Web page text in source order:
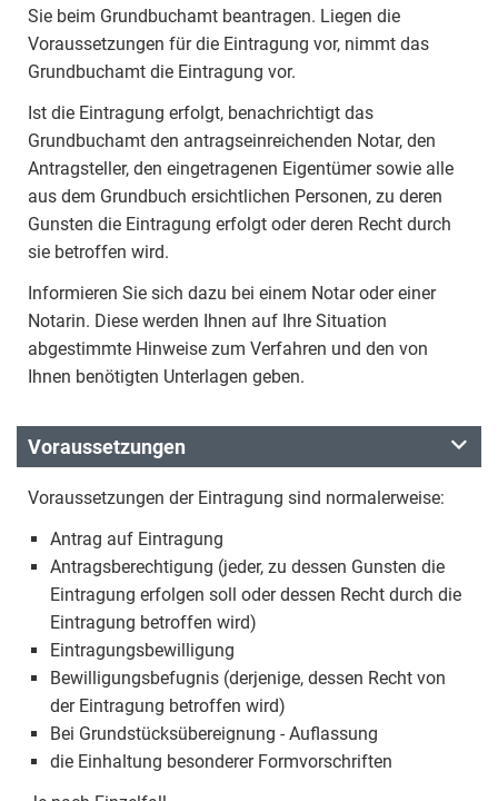
Sie beim Grundbuchamt beantragen. Liegen die
Voraussetzungen für die Eintragung vor, nimmt das
Grundbuchamt die Eintragung vor.
Ist die Eintragung erfolgt, benachrichtigt das
Grundbuchamt den antragseinreichenden Notar, den
Antragsteller, den eingetragenen Eigentümer sowie alle
aus dem Grundbuch ersichtlichen Personen, zu deren
Gunsten die Eintragung erfolgt oder deren Recht durch
sie betroffen wird.
Informieren Sie sich dazu bei einem Notar oder einer
Notarin. Diese werden Ihnen auf Ihre Situation
abgestimmte Hinweise zum Verfahren und den von
Ihnen benötigten Unterlagen geben.
Voraussetzungen
Voraussetzungen der Eintragung sind normalerweise:
Antrag auf Eintragung
Antragsberechtigung (jeder, zu dessen Gunsten die
Eintragung erfolgen soll oder dessen Recht durch die
Eintragung betroffen wird)
Eintragungsbewilligung
Bewilligungsbefugnis (derjenige, dessen Recht von
der Eintragung betroffen wird)
Bei Grundstücksübereignung - Auflassung
die Einhaltung besonderer Formvorschriften